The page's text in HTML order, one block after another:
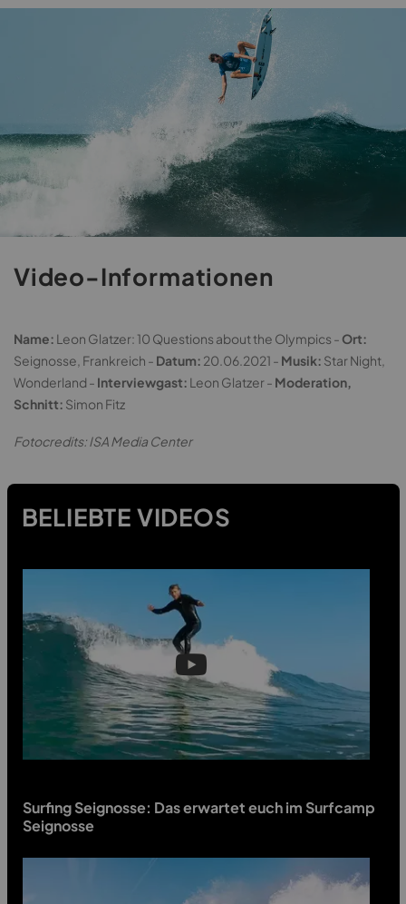
Video-Informationen
Name: Leon Glatzer: 10 Questions about the Olympics - Ort:
Seignosse, Frankreich - Datum: 20.06.2021 - Musik: Star Night,
Wonderland - Interviewgast: Leon Glatzer - Moderation,
Schnitt: Simon Fitz
Fotocredits: ISA Media Center
BELIEBTE VIDEOS
Surfing Seignosse: Das erwartet euch im Surfcamp
Seignosse